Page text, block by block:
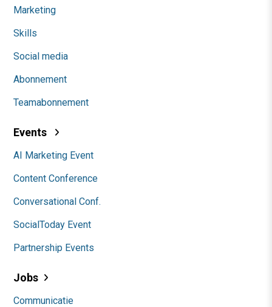
Marketing
Skills
Social media
Abonnement
Teamabonnement
Events
AI Marketing Event
Content Conference
Conversational Conf.
SocialToday Event
Partnership Events
Jobs
Communicatie